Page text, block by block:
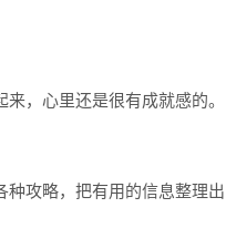
，心里还是很有成就感的。
攻略，把有用的信息整理出